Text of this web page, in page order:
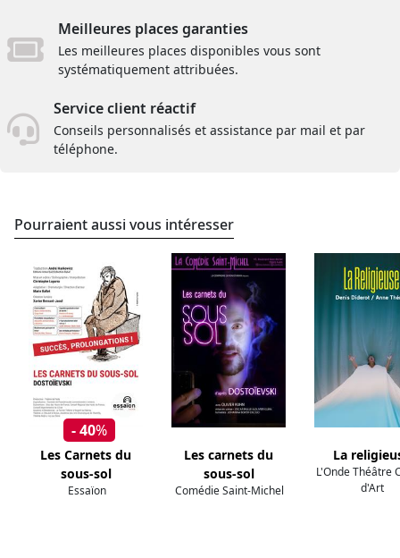
Meilleures places garanties
Les meilleures places disponibles vous sont
systématiquement attribuées.
Service client réactif
Conseils personnalisés et assistance par mail et par
téléphone.
Pourraient aussi vous intéresser
- 40%
Les Carnets du
sous-sol
Essaïon
Les carnets du
sous-sol
Comédie Saint-Michel
La
L'Onde Théâtre
d'Art